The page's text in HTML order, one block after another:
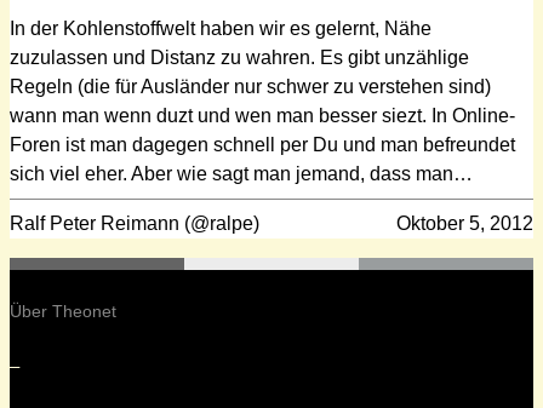
In der Kohlenstoffwelt haben wir es gelernt, Nähe
zuzulassen und Distanz zu wahren. Es gibt unzählige
Regeln (die für Ausländer nur schwer zu verstehen sind)
wann man wenn duzt und wen man besser siezt. In Online-
Foren ist man dagegen schnell per Du und man befreundet
sich viel eher. Aber wie sagt man jemand, dass man…
Ralf Peter Reimann (@ralpe) Oktober 5, 2012
Über Theonet
–